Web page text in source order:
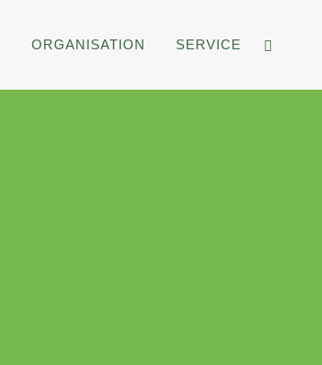
ORGANISATION SERVICE